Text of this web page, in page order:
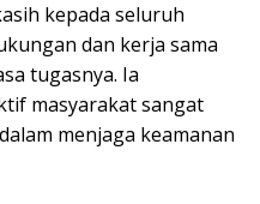
kepada seluruh
dan kerja sama
tugasnya. Ia
masyarakat sangat
menjaga keamanan